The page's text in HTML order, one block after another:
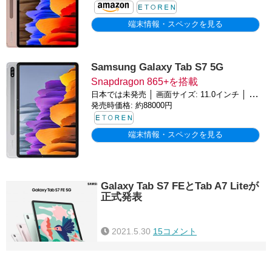
端末情報・スペックを見る
Samsung Galaxy Tab S7 5G
Snapdragon 865+を搭載
日本では未発売 │ 画面サイズ: 11.0インチ │ バッテリー: 8000mAh │ OS: Android 10
発売時価格: 約88000円
端末情報・スペックを見る
Galaxy Tab S7 FEとTab A7 Liteが
正式発表
2021.5.30 15コメント